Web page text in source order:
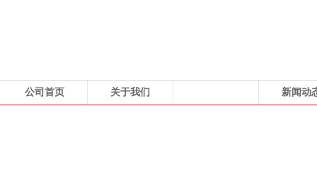
公司首页 关于我们 新闻动